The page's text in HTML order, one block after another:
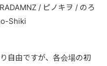
/ ピノキヲ / のろ
Shiki
自由ですが、各会場の初